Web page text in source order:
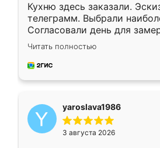
Кухню здесь заказали.
телеграмм. Выбрали
Согласовали день для
недели кухня была уже
довольны работой. Спасибо
мебель за качественную
Читать полностью
yaroslava1986
3 августа 2026